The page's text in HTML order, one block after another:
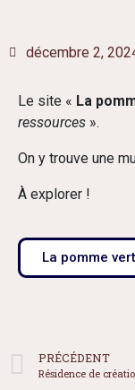
décembre 2,
Le site « La
ressources ».
On y trouve une
À explorer !
La pomme
PRÉCÉDENT